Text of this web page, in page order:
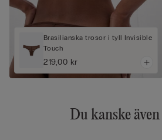
Brasilianska trosor i tyll Invisible
Touch
219,00 kr
Du kanske